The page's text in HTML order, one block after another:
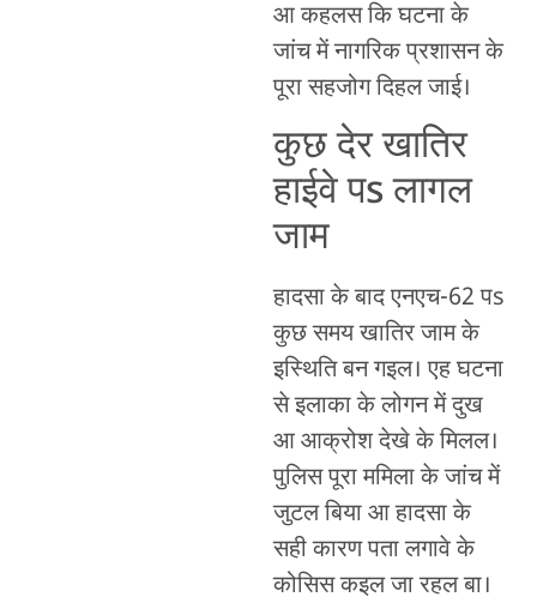
आ कहलस कि घटना के
जांच में नागरिक प्रशासन के
पूरा सहजोग दिहल जाई।
कुछ देर खातिर
हाईवे पs लागल
जाम
हादसा के बाद एनएच-62 पs
कुछ समय खातिर जाम के
इस्थिति बन गइल। एह घटना
से इलाका के लोगन में दुख
आ आक्रोश देखे के मिलल।
पुलिस पूरा ममिला के जांच में
जुटल बिया आ हादसा के
सही कारण पता लगावे के
कोसिस कइल जा रहल बा।